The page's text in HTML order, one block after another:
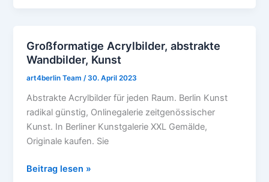
Großformatige Acrylbilder, abstrakte
Wandbilder, Kunst
art4berlin Team/30. April 2023
Abstrakte Acrylbilder für jeden Raum. Berlin Kunst
radikal günstig, Onlinegalerie zeitgenössischer
Kunst. In Berliner Kunstgalerie XXL Gemälde,
Originale kaufen. Sie
Großformatige
Acrylbilder,
abstrakte
Kunst
Beitrag lesen »